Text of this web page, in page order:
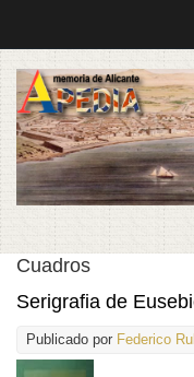
Cuadros
Serigrafia de
Publicado por Federico